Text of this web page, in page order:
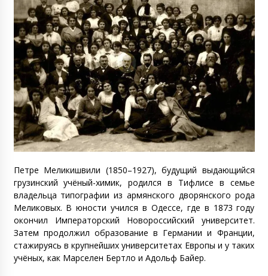
Петре Меликишвили (1850–1927), будущий выдающийся
грузинский учёный-химик, родился в Тифлисе в семье
владельца типографии из армянского дворянского рода
Меликовых. В юности учился в Одессе, где в 1873 году
окончил Императорский Новороссийский университет.
Затем продолжил образование в Германии и Франции,
стажируясь в крупнейших университетах Европы и у таких
учёных, как Марселен Бертло и Адольф Байер.